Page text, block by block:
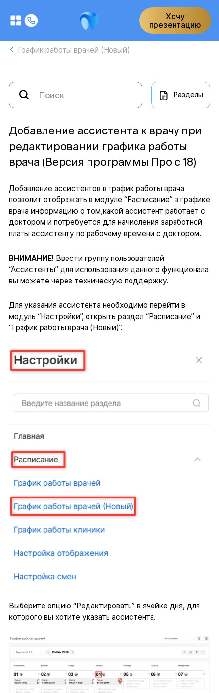
Хочу
презентацию
График работы врачей (Новый)
Разделы
Добавление ассистента к врачу при
редактировании графика работы
врача (Версия программы Про с 18)
Добавление ассистентов в график работы врача
позволит отображать в модуле “Расписание” в графике
врача информацию о том,какой ассистент работает с
доктором и потребуется для начисления заработной
платы ассистенту по рабочему времени с доктором.
ВНИМАНИЕ! Ввести группу пользователей
“Ассистенты” для использования данного функционала
вы можете через техническую поддержку.
Для указания ассистента необходимо перейти в
модуль “Настройки”, открыть раздел “Расписание” и
“График работы врача (Новый)”.
Выберите опцию “Редактировать” в ячейке дня, для
которого вы хотите указать ассистента.